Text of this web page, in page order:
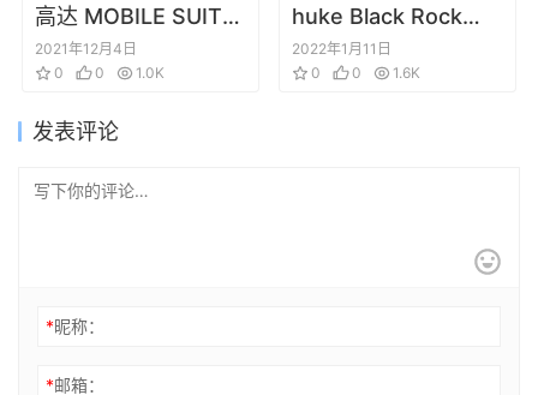
高达 MOBILE SUIT
GUNDAM
NARRATIVE 本編原
2021年12月4日
0
0 1.0K
huke Black Rock
Shooter黑岩射手原
画分镜集
2022年1月11日
0
0 1.6K
发表评论
*昵称：
*邮箱：